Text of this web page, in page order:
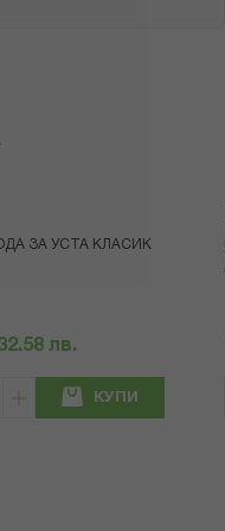
ЗА УСТА КЛАСИК
лв.
КУПИ